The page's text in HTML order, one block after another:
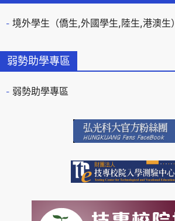
境外學生（僑生,外國學生,陸生,港澳生）
弱勢助學專區
弱勢助學專區